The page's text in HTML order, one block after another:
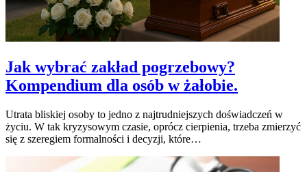
Jak wybrać zakład pogrzebowy?
Kompendium dla osób w żałobie.
Utrata bliskiej osoby to jedno z najtrudniejszych doświadczeń w
życiu. W tak kryzysowym czasie, oprócz cierpienia, trzeba zmierzyć
się z szeregiem formalności i decyzji, które…